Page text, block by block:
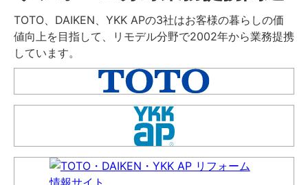
TOTO、DAIKEN、YKK APの3社はお客様の暮らしの価
値向上を目指して、リモデル分野で2002年から業務提携
しています。